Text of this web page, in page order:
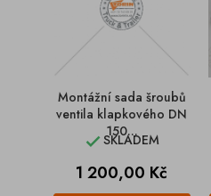
Montážní sada šroubů
ventila klapkového DN
150...
SKLADEM
Cena
1 200,00 Kč